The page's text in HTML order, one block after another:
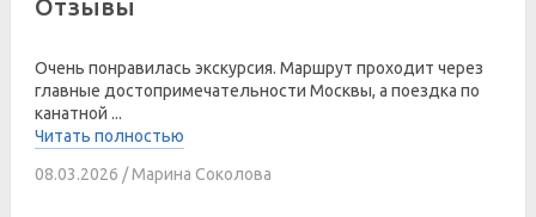
Отзывы
Очень понравилась экскурсия. Маршрут проходит через
главные достопримечательности Москвы, а поездка по
канатной ...
Читать полностью
08.03.2026 / Марина Соколова